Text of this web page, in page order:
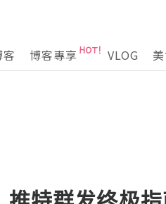
博客專享 VLOG